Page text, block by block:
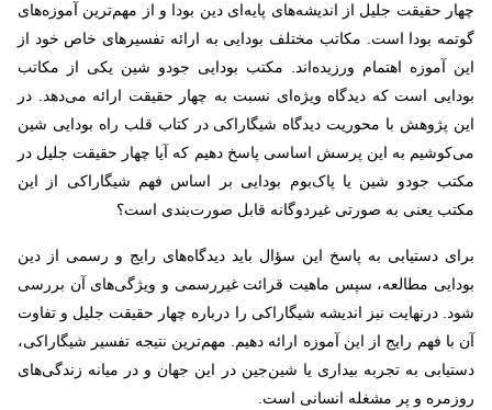
چهار حقیقت جلیل از اندیشه‌های پایه‌ای دین بودا و از مهم‌ترین آموزه‌های
گوتمه بودا است. مکاتب مختلف بودایی به ارائه تفسیرهای خاص خود از
این آموزه اهتمام ورزیده‌اند. مکتب بودایی جودو شین یکی از مکاتب
بودایی است که دیدگاه ویژه‌ای نسبت به چهار حقیقت ارائه می‌دهد. در
این پژوهش با محوریت دیدگاه شیگاراکی در کتاب قلب راه بودایی شین
می‌کوشیم به این پرسش اساسی پاسخ دهیم که آیا چهار حقیقت جلیل در
مکتب جودو شین یا پاک‌بوم بودایی بر اساس فهم شیگاراکی از این
مکتب یعنی به صورتی غیردوگانه قابل صورت‌بندی است؟
برای دستیابی به پاسخ این سؤال باید دیدگاه‌های رایج و رسمی از دین
بودایی مطالعه، سپس ماهیت قرائت غیررسمی و ویژگی‌های آن بررسی
شود. درنهایت نیز اندیشه شیگاراکی را درباره چهار حقیقت جلیل و تفاوت
آن با فهم رایج از این آموزه ارائه دهیم. مهم‌ترین نتیجه تفسیر شیگاراکی،
دستیابی به تجربه بیداری یا شین‌جین در این جهان و در میانه زندگی‌های
روزمره و پر مشغله انسانی است.